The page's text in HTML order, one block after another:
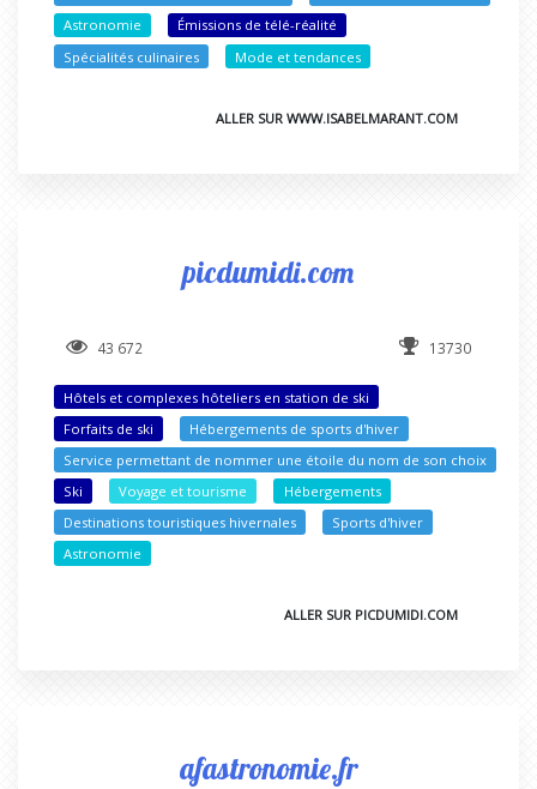
Astronomie
Émissions de télé-réalité
Spécialités culinaires
Mode et tendances
ALLER SUR WWW.ISABELMARANT.COM
picdumidi.com
43 672 13730
Hôtels et complexes hôteliers en station de ski
Forfaits de ski
Hébergements de sports d'hiver
Service permettant de nommer une étoile du nom de son choix
Ski
Voyage et tourisme
Hébergements
Destinations touristiques hivernales
Sports d'hiver
Astronomie
ALLER SUR PICDUMIDI.COM
afastronomie.fr